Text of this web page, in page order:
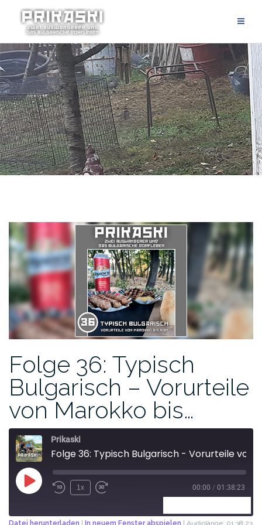
Folge 36: Typisch
Bulgarisch – Vorurteile
von Marokko bis…
Prikaski
1x 00:00 / 01:38:23